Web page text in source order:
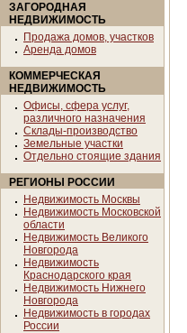
ЗАГОРОДНАЯ
НЕДВИЖИМОСТЬ
Продажа домов, участков
Аренда домов
КОММЕРЧЕСКАЯ
НЕДВИЖИМОСТЬ
Офисы, сфера услуг,
различного назначения
Склады-производство
Земельные участки
Отдельно стоящие здания
РЕГИОНЫ РОССИИ
Недвижимость Москвы
Недвижимость Московской
области
Недвижимость Великого
Новгорода
Недвижимость
Краснодарского края
Недвижимость Нижнего
Новгорода
Недвижимость в городах
России